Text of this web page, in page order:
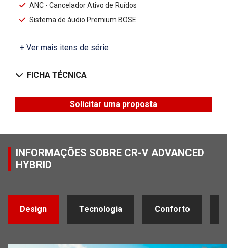
ANC - Cancelador Ativo de Ruídos
Sistema de áudio Premium BOSE
+ Ver mais itens de série
FICHA TÉCNICA
Solicitar uma proposta
INFORMAÇÕES SOBRE CR-V ADVANCED
HYBRID
Design Tecnologia Conforto